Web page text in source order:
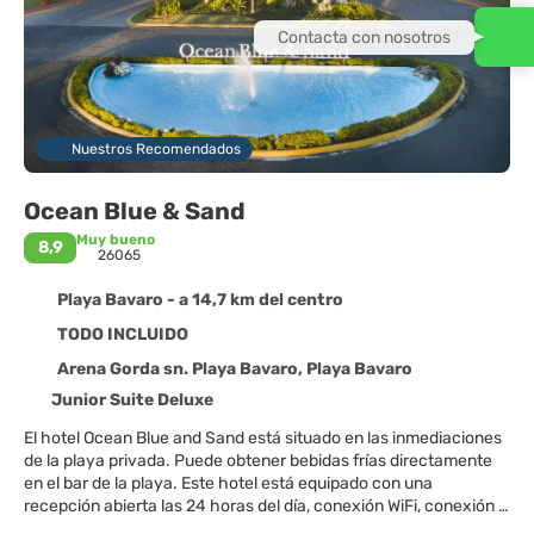
Nuestros Recomendados
Ocean Blue & Sand
8,9
Muy bueno
26065
Playa Bavaro - a 14,7 km del centro
TODO INCLUIDO
Arena Gorda sn. Playa Bavaro, Playa Bavaro
Junior Suite Deluxe
El hotel Ocean Blue and Sand está situado en las inmediaciones
de la playa privada. Puede obtener bebidas frías directamente
en el bar de la playa. Este hotel está equipado con una
recepción abierta las 24 horas del día, conexión WiFi, conexión a
Contacta con nosotros